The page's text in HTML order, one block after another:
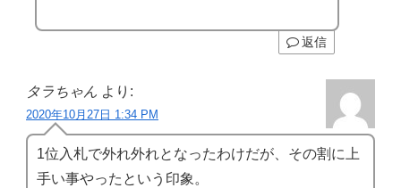
返信
タラちゃん より:
2020年10月27日 1:34 PM
1位入札で外れ外れとなったわけだが、その割に上
手い事やったという印象。